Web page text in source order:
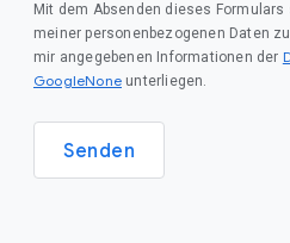
Mit dem Absenden dieses
meiner personenbezogenen Daten
mir angegebenen Informationen der
GoogleNone unterliegen.
Senden